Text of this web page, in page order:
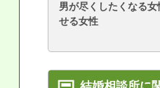
男が尽くしたくなる
せる女性